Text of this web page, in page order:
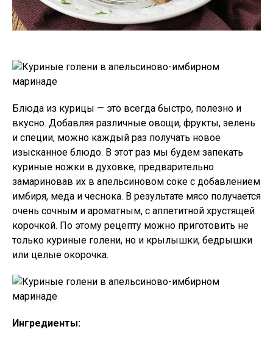
Блюда из курицы — это всегда быстро, полезно и
вкусно. Добавляя различные овощи, фрукты, зелень
и специи, можно каждый раз получать новое
изысканное блюдо. В этот раз мы будем запекать
куриные ножки в духовке, предварительно
замариновав их в апельсиновом соке с добавлением
имбиря, меда и чеснока. В результате мясо получается
очень сочным и ароматным, с аппетитной хрустящей
корочкой. По этому рецепту можно приготовить не
только куриные голени, но и крылышки, бедрышки
или целые окорочка.
Ингредиенты: